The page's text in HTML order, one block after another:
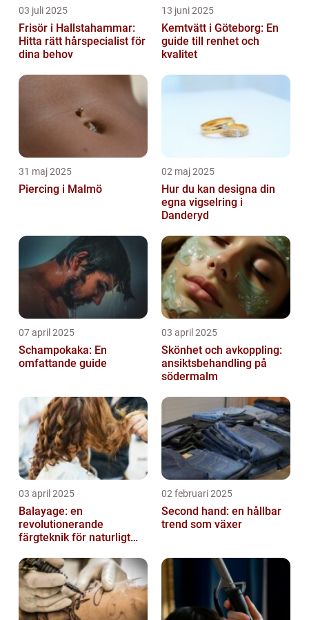
03 juli 2025
Frisör i Hallstahammar:
Hitta rätt hårspecialist för
dina behov
13 juni 2025
Kemtvätt i Göteborg: En
guide till renhet och
kvalitet
31 maj 2025
Piercing i Malmö
02 maj 2025
Hur du kan designa din
egna vigselring i
Danderyd
07 april 2025
Schampokaka: En
omfattande guide
03 april 2025
Skönhet och avkoppling:
ansiktsbehandling på
södermalm
03 april 2025
Balayage: en
revolutionerande
färgteknik för naturligt
02 februari 2025
Second hand: en hållbar
trend som växer